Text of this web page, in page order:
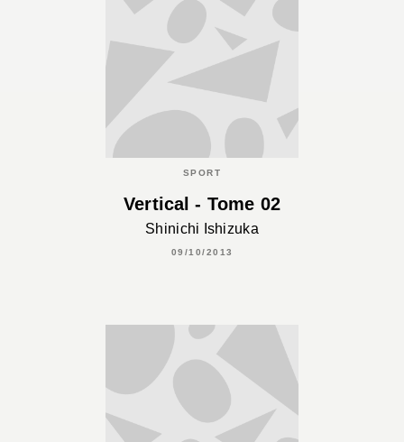
SPORT
Vertical - Tome 02
Shinichi Ishizuka
09/10/2013